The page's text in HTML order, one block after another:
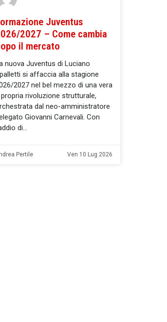
Juventus
2027 – Come cambia
il mercato
nuova Juventus di Luciano
si affaccia alla stagione
2027 nel bel mezzo di una vera
rivoluzione strutturale,
dal neo-amministratore
Giovanni Carnevali. Con
di
Pertile Ven 10 Lug 2026